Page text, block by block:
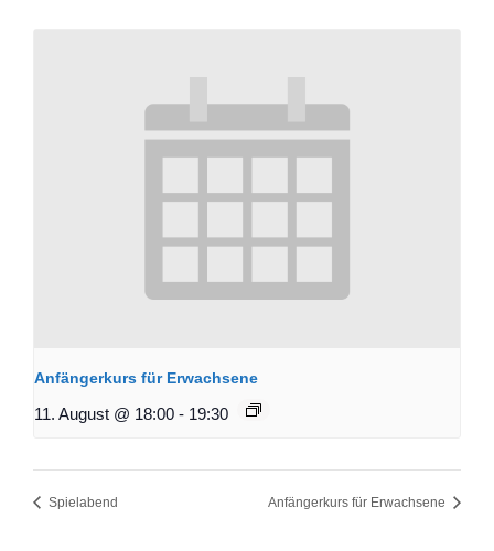
Anfängerkurs für Erwachsene
11. August @ 18:00 - 19:30
Spielabend Anfängerkurs für Erwachsene